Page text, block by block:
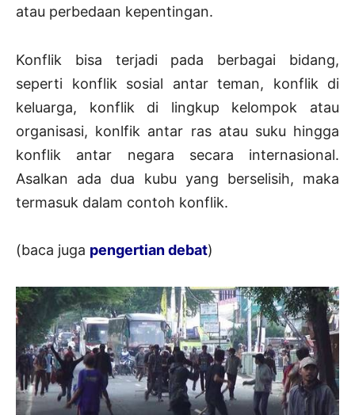
atau perbedaan kepentingan.
Konflik bisa terjadi pada berbagai bidang,
seperti konflik sosial antar teman, konflik di
keluarga, konflik di lingkup kelompok atau
organisasi, konlfik antar ras atau suku hingga
konflik antar negara secara internasional.
Asalkan ada dua kubu yang berselisih, maka
termasuk dalam contoh konflik.
(baca juga pengertian debat)